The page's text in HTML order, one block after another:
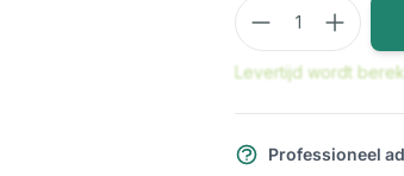
Aantal
Levertijd wordt
Professioneel